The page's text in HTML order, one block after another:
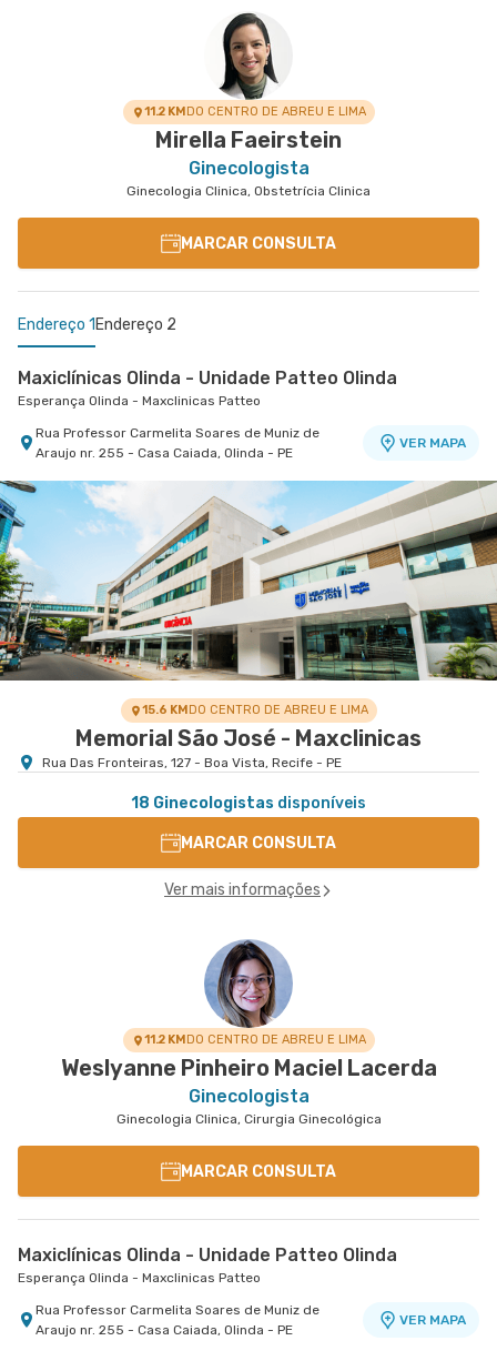
Rua Pacifico Dos Santos nr. 103 - Paissandu,
11.2 KMDO CENTRO DE ABREU E LIMA
Mirella Faeirstein
Ginecologista
Ginecologia Clinica, Obstetrícia Clinica
MARCAR CONSULTA
Endereço 1 Endereço 2
Maxiclínicas Olinda - Unidade Patteo Olinda
Esperança Olinda - Maxclinicas Patteo
Rua Professor Carmelita Soares de Muniz de
Araujo nr. 255 - Casa Caiada, Olinda - PE
VER MAPA
Maxiclínicas São Marcos - Unidade Paissandu
São Marcos - Maxclinicas
Rua Pacifico Dos Santos nr. 103 - Paissandu,
VER MAPA
15.6 KMDO CENTRO DE ABREU E LIMA
Memorial São José - Maxclinicas
Rua Das Fronteiras, 127 - Boa Vista, Recife - PE
18 Ginecologistas disponíveis
MARCAR CONSULTA
Ver mais informações
11.2 KMDO CENTRO DE ABREU E LIMA
Weslyanne Pinheiro Maciel Lacerda
Ginecologista
Ginecologia Clinica, Cirurgia Ginecológica
MARCAR CONSULTA
Maxiclínicas Olinda - Unidade Patteo Olinda
Esperança Olinda - Maxclinicas Patteo
Rua Professor Carmelita Soares de Muniz de
Araujo nr. 255 - Casa Caiada, Olinda - PE
VER MAPA